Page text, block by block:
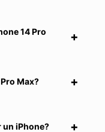
14 Pro
Max?
un iPhone?